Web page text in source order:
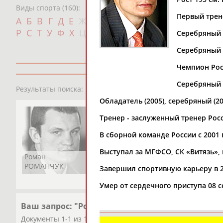
Виды спорта (160):
А Б В Г Д Е И К Л М Н
П
Р С Т У Ф Х Ш Щ Э Ю Я
Результаты поиска:
Роман
РОМАНЧУК
Ваш запрос: "Роман РОМАНЧУК"
Документы 1-1 из 1 найденных уникальных документов
Первый
Серебряный
Серебряный
Чемпион
Серебряный
Обладатель (2005), серебряный
Тренер - заслуженный тренер
В сборной команде России с 2001
Выступал за МГФСО, СК
Завершил спортивную карьеру в
Умер от сердечного приступа 08